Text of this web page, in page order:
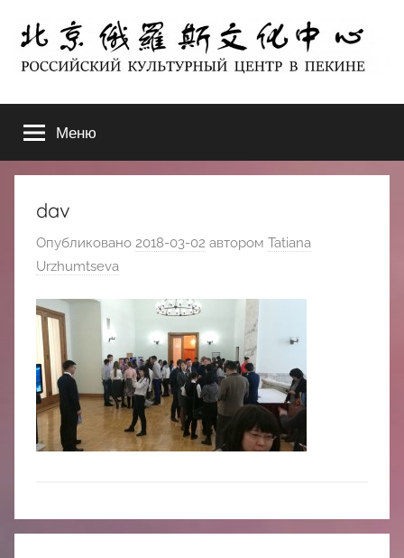
содержимому
北
京
俄
罗
斯
文
化
中
ЦЕНТР
В
ПЕКИНЕ
Меню
dav
Опубликовано 2018-03-02 автором Tatiana
Urzhumtseva